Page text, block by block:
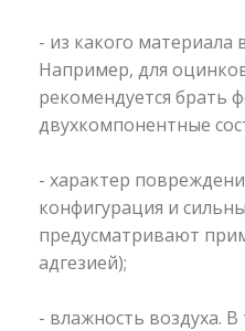
- из какого материала
Например, для
рекомендуется брать
двухкомпонентные
- характер
конфигурация и
предусматривают
адгезией);
- влажность воздуха. В